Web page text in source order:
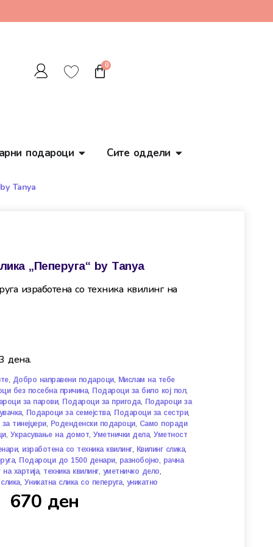
0
подароци Сите оддели
Tanya
„Пеперуга“ by Tanya
изработена со техника квилинг на
дена.
, Добро направени подароци, Мислам на тебе
без посебна причина, Подароци за било кој пол,
за парови, Подароци за пригода, Подароци за
, Подароци за семејства, Подароци за сестри,
тинејџери, Роденденски подароци, Само поради
, Украсување на домот,Уметнички дела,Уметност
, изработена со техника квилинг, Квилинг слика,
, Подароци до 1500 денари, разнобојно, рачна
на хартија, техника квилинг, уметничко дело,
, Уникатна слика со пеперуга, уникатно
670 ден